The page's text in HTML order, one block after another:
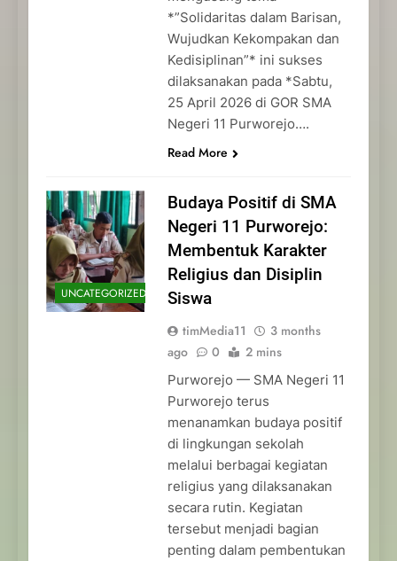
*”Solidaritas dalam Barisan,
Wujudkan Kekompakan dan
Kedisiplinan”* ini sukses
dilaksanakan pada *Sabtu,
25 April 2026 di GOR SMA
Negeri 11 Purworejo….
Read More
UNCATEGORIZED
Budaya Positif di SMA
Negeri 11 Purworejo:
Membentuk Karakter
Religius dan Disiplin
Siswa
timMedia11
3 months
ago
0 2 mins
Purworejo — SMA Negeri 11
Purworejo terus
menanamkan budaya positif
di lingkungan sekolah
melalui berbagai kegiatan
religius yang dilaksanakan
secara rutin. Kegiatan
tersebut menjadi bagian
penting dalam pembentukan